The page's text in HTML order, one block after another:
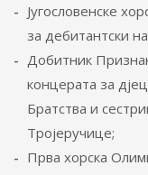
Југословенске
за дебитантски
Добитник
концерата за
Братства и
Тројеручице;
Прва хорска